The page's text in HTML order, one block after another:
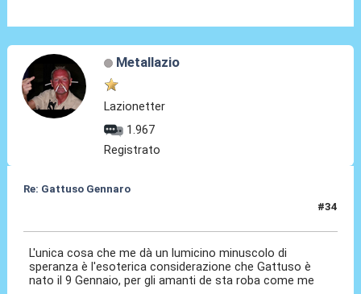
Metallazio
Lazionetter
1.967
Registrato
Re: Gattuso Gennaro
#34
L'unica cosa che me dà un lumicino minuscolo di
speranza è l'esoterica considerazione che Gattuso è
nato il 9 Gennaio, per gli amanti de sta roba come me